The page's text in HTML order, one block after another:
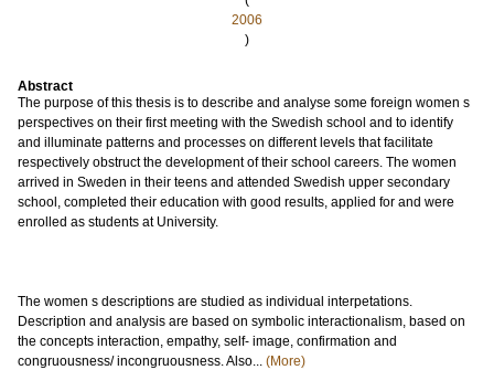
2006
)
Abstract
The purpose of this thesis is to describe and analyse some foreign women s
perspectives on their first meeting with the Swedish school and to identify
and illuminate patterns and processes on different levels that facilitate
respectively obstruct the development of their school careers. The women
arrived in Sweden in their teens and attended Swedish upper secondary
school, completed their education with good results, applied for and were
enrolled as students at University.
The women s descriptions are studied as individual interpetations.
Description and analysis are based on symbolic interactionalism, based on
the concepts interaction, empathy, self- image, confirmation and
congruousness/ incongruousness. Also... (More)